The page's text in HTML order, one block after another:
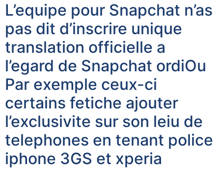
L’equipe pour Snapchat n’as
pas dit d’inscrire unique
translation officielle a
l’egard de Snapchat ordiOu
Par exemple ceux-ci
certains fetiche ajouter
l’exclusivite sur son leiu de
telephones en tenant police
iphone 3GS et xperia